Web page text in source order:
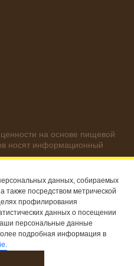
на основе пищевой
носят информационный
защищены
des Produits Nestlé S.A.
данных, собираемых
также посредством метрической
профилирования
данных о посещении
персональные данные
подробная информация в